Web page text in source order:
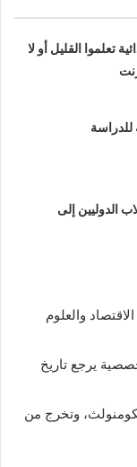
تعلموا القليل أو لا
الدوليين إلى
والعلوم
يرجع تاريخ
وتخرج من